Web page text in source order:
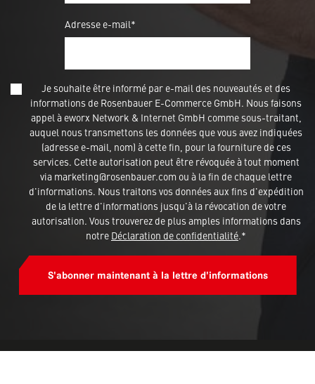
Adresse e-mail*
Je souhaite être informé par e-mail des nouveautés et des
informations de Rosenbauer E-Commerce GmbH. Nous faisons
appel à eworx Network & Internet GmbH comme sous-traitant,
auquel nous transmettons les données que vous avez indiquées
(adresse e-mail, nom) à cette fin, pour la fourniture de ces
services. Cette autorisation peut être révoquée à tout moment
via marketing@rosenbauer.com ou à la fin de chaque lettre
d'informations. Nous traitons vos données aux fins d'expédition
de la lettre d'informations jusqu'à la révocation de votre
autorisation. Vous trouverez de plus amples informations dans
notre Déclaration de confidentialité.*
S'abonner maintenant à la lettre d'informations